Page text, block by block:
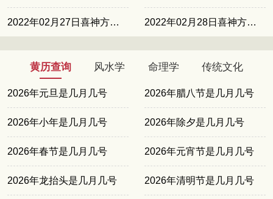
2022年02月27日喜神方位西南 2022年02月28日喜神方位正南
黄历查询 风水学 命理学 传统文化
2026年元旦是几月几号 2026年腊八节是几月几号
2026年小年是几月几号 2026年除夕是几月几号
2026年春节是几月几号 2026年元宵节是几月几号
2026年龙抬头是几月几号 2026年清明节是几月几号